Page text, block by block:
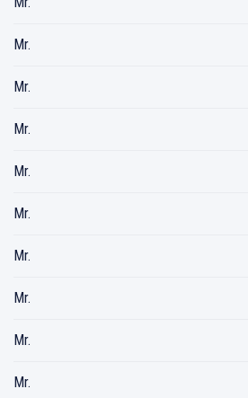
Mr.
Mr.
Mr.
Mr.
Mr.
Mr.
Mr.
Mr.
Mr.